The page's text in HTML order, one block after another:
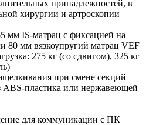
принадлежностей, в
хирургии и артроскопии
мм IS-матрац с фиксацией на
80 мм вязкоупругий матрац VEF
275 кг (со сдвигом), 325 кг
при смене секций
ABS-пластика или нержавеющей
для коммуникации с ПК